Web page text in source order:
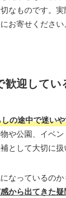
なものです。
お寄せください。
歓迎してい
の途中で迷い
や公園、イベ
として大切に扱
になっているの
から出てきた疑